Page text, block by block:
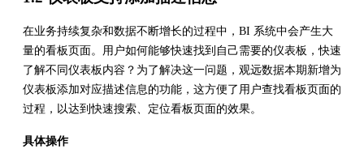
在业务持续复杂和数据不断增长的过程中，BI 系统中会产生大
量的看板页面。用户如何能够快速找到自己需要的仪表板，快速
了解不同仪表板内容？为了解决这一问题，观远数据本期新增为
仪表板添加对应描述信息的功能，这方便了用户查找看板页面的
过程，以达到快速搜索、定位看板页面的效果。
具体操作